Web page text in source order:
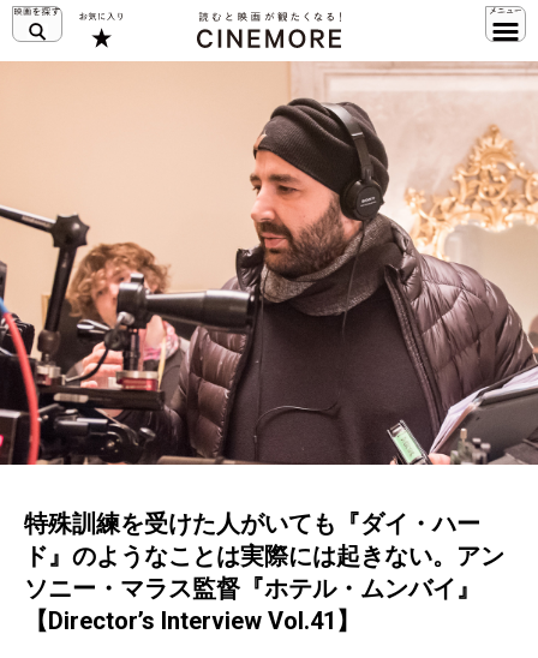
特殊訓練を受けた人がいても『ダイ・ハー
ド』のようなことは実際には起きない。アン
ソニー・マラス監督『ホテル・ムンバイ』
【Director’s Interview Vol.41】